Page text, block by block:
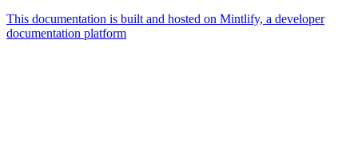
This documentation is built and hosted on Mintlify, a developer
documentation platform